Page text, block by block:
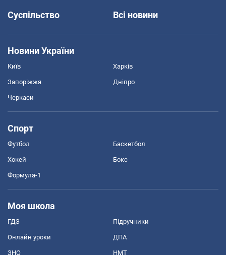
Суспільство
Всі новини
Новини України
Київ Харків
Запоріжжя Дніпро
Черкаси
Спорт
Футбол Баскетбол
Хокей Бокс
Формула-1
Моя школа
ГДЗ Підручники
Онлайн уроки ДПА
ЗНО НМТ